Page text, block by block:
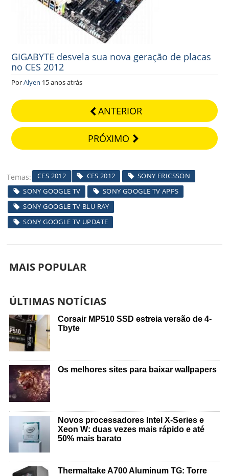
GIGABYTE desvela sua nova geração de placas
no CES 2012
PorAlyen 15 anos atrás
ANTERIOR
PRÓXIMO
Temas CES 2012 CES 2012
SONY ERICSSON
SONY GOOGLE TV
SONY GOOGLE TV APPS
SONY GOOGLE TV BLU RAY
SONY GOOGLE TV UPDATE
MAIS POPULAR
ÚLTIMAS NOTÍCIAS
Corsair MP510 SSD estreia versão de 4-
Tbyte
Os melhores sites para baixar wallpapers
Novos processadores Intel X-Series e
Xeon W: duas vezes mais rápido e até
50% mais barato
Thermaltake A700 Aluminum TG: Torre